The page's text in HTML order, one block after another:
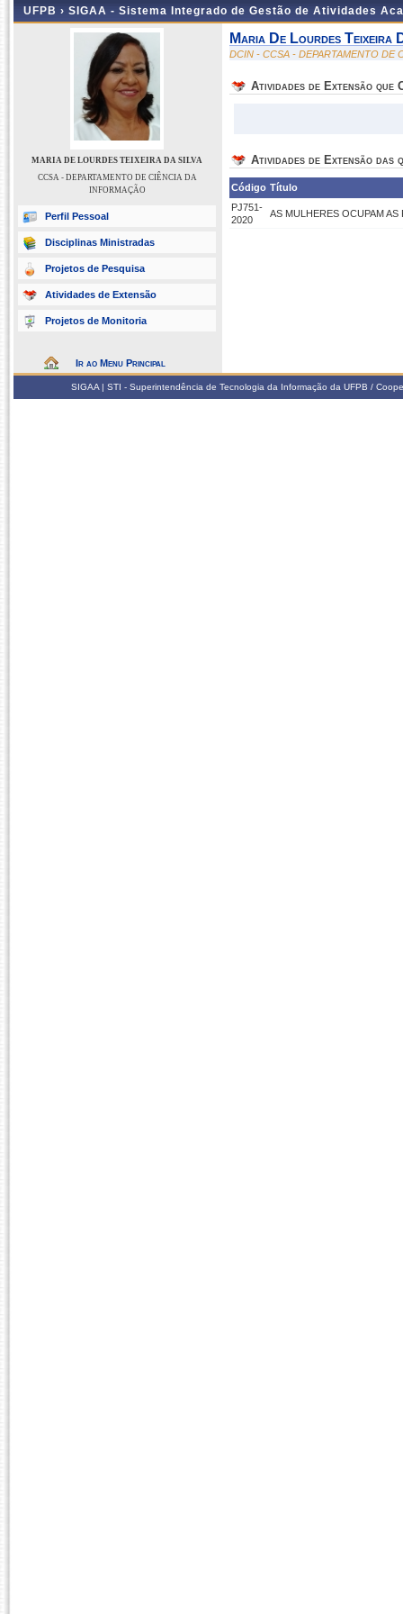
UFPB › SIGAA - Sistema Integrado de Gestão de Atividades
MARIA DE LOURDES TEIXEIRA DA SILVA
CCSA - DEPARTAMENTO DE CIÊNCIA DA
INFORMAÇÃO
Perfil Pessoal
Disciplinas Ministradas
Projetos de Pesquisa
Atividades de Extensão
Projetos de Monitoria
Ir ao Menu Principal
Maria De Lourdes Teixeira
DCIN - CCSA - DEPARTAMENTO DE
Atividades de Extensão que
Atividades de Extensão das
Código Título
PJ751-
2020
AS MULHERES OCUPAM AS
SIGAA | STI - Superintendência de Tecnologia da Informação da UFPB /